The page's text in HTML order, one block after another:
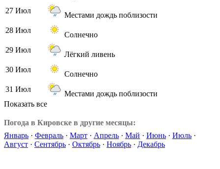
27 Июл
Местами дождь поблизости
28 Июл
Солнечно
29 Июл
Лёгкий ливень
30 Июл
Солнечно
31 Июл
Местами дождь поблизости
Показать все
Погода в Кировске в другие месяцы:
Январь · Февраль · Март · Апрель · Май · Июнь · Июль ·
Август · Сентябрь · Октябрь · Ноябрь · Декабрь